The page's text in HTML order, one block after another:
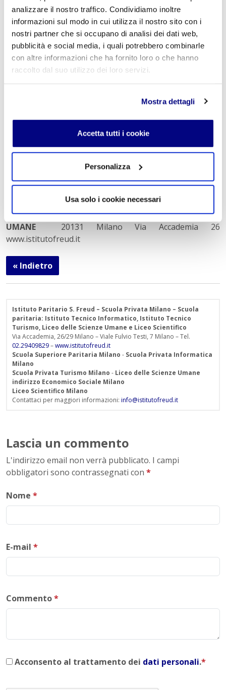
analizzare il nostro traffico. Condividiamo inoltre
informazioni sul modo in cui utilizza il nostro sito con i
nostri partner che si occupano di analisi dei dati web,
pubblicità e social media, i quali potrebbero combinarle
con altre informazioni che ha fornito loro o che hanno
raccolto dal suo utilizzo dei loro servizi.
Mostra dettagli
Accetta tutti i cookie
Personalizza
Usa solo i cookie necessari
sicuramente una scelta più impegnativa per i professori,
che dovrebbero rimanere al lavoro anche nel
pomeriggio, ma permetterebbe «agli studenti di fare i
compiti e studiare a scuola, tutti seguiti allo stesso
modo, annullando le disuguaglianze sociali e familiari,
per cui qualche ragazzo è assistito dai genitori, mentre
altri devono fare tutto da soli».
Istituto Paritario S. Freud, Scuola privata a Milano per:
Tecnico Economico Turismo Istituto Tecnico
Informatico: una scelta vincente Istituto Tecnico
Turismo: uno sguardo al futuro Scuola Paritaria S.
Tecnico: Scegli e Diventa
PeritoINFORMATICOeTURISTICO LICEO SCIENZE
UMANE
20131 Milano Via Accademia 26
www.istitutofreud.it
« Indietro
Istituto Paritario S. Freud – Scuola Privata Milano – Scuola
paritaria: Istituto Tecnico Informatico, Istituto Tecnico
Turismo, Liceo delle Scienze Umane e Liceo Scientifico
Via Accademia, 26/29 Milano – Viale Fulvio Testi, 7 Milano – Tel.
02.29409829–www.istitutofreud.it
Scuola Superiore Paritaria Milano - Scuola Privata Informatica
Milano
Scuola Privata Turismo Milano - Liceo delle Scienze Umane
indirizzo Economico Sociale Milano
Liceo Scientifico Milano
Contattaci per maggiori informazioni: info@istitutofreud.it
Lascia un commento
L'indirizzo email non verrà pubblicato. I campi
obbligatori sono contrassegnati con *
Nome *
E-mail *
Commento*
Acconsento al trattamento dei dati personali.*